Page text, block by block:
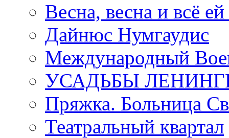
Весна, весна и всё
Дайнюс Нумгаудис
Международный
УСАДЬБЫ
Пряжка. Больница
Театральный квартал